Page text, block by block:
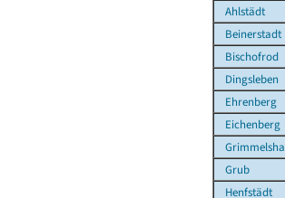
Ahlstädt
Beinerstadt
Bischofrod
Dingsleben
Ehrenberg
Eichenberg
Grub
Henfstädt